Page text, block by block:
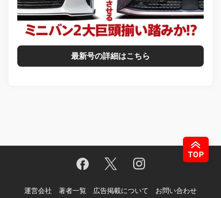
最新号の詳細はこちら
運営会社 著者一覧 広告掲載について お問い合わせ